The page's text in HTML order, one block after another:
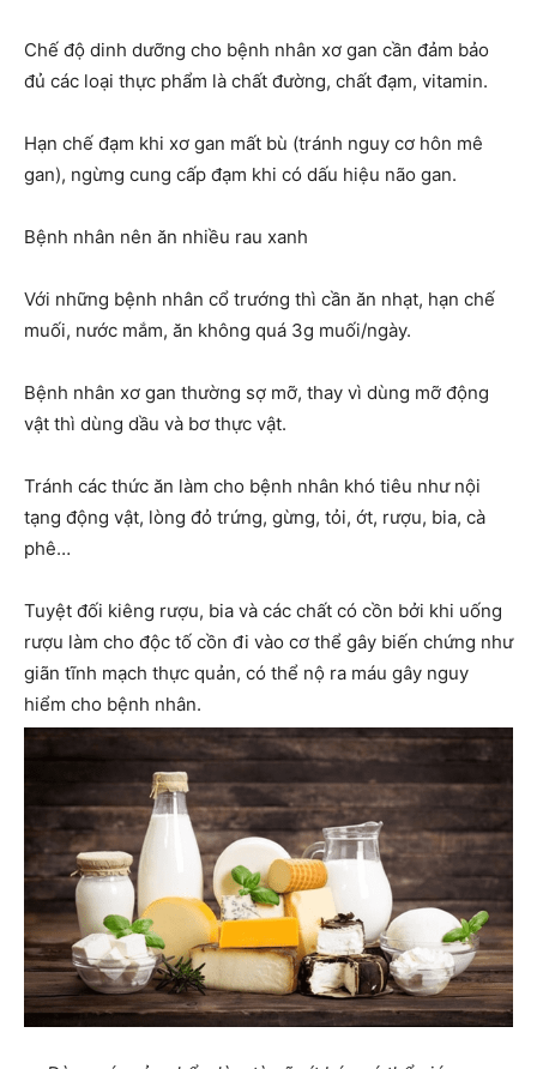
Chế độ dinh dưỡng cho bệnh nhân xơ gan cần đảm bảo
đủ các loại thực phẩm là chất đường, chất đạm, vitamin.
Hạn chế đạm khi xơ gan mất bù (tránh nguy cơ hôn mê
gan), ngừng cung cấp đạm khi có dấu hiệu não gan.
Bệnh nhân nên ăn nhiều rau xanh
Với những bệnh nhân cổ trướng thì cần ăn nhạt, hạn chế
muối, nước mắm, ăn không quá 3g muối/ngày.
Bệnh nhân xơ gan thường sợ mỡ, thay vì dùng mỡ động
vật thì dùng dầu và bơ thực vật.
Tránh các thức ăn làm cho bệnh nhân khó tiêu như nội
tạng động vật, lòng đỏ trứng, gừng, tỏi, ớt, rượu, bia, cà
phê…
Tuyệt đối kiêng rượu, bia và các chất có cồn bởi khi uống
rượu làm cho độc tố cồn đi vào cơ thể gây biến chứng như
giãn tĩnh mạch thực quản, có thể nộ ra máu gây nguy
hiểm cho bệnh nhân.